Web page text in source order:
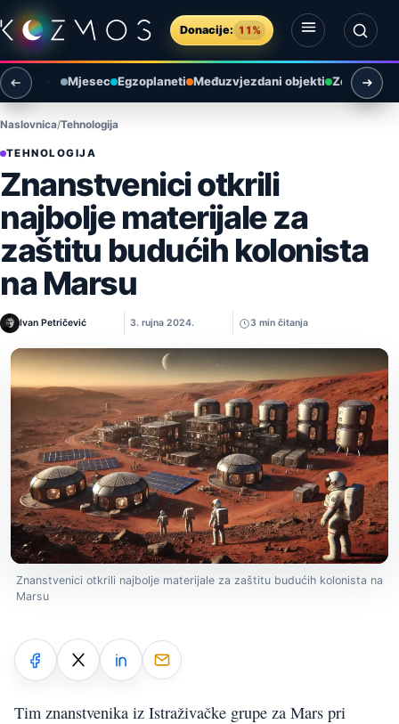
Preskoči na sadržaj
Donacije: 11%
Otvori izbornik
Otvori pretragu
Mjesec Egzoplaneti Međuzvjezdani objekti Zemlja i
Naslovnica Tehnologija
TEHNOLOGIJA
Znanstvenici otkrili
najbolje materijale za
zaštitu budućih kolonista
na Marsu
Ivan Petričević 3. rujna 2024. 3 min čitanja
Znanstvenici otkrili najbolje materijale za zaštitu budućih kolonista na
Marsu
Tim znanstvenika iz Istraživačke grupe za Mars pri